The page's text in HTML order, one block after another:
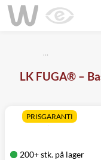
…
LK FUGA® –
PRISGARANTI
200+ stk. på lager
Mangler chatten?
Ret samtykke!